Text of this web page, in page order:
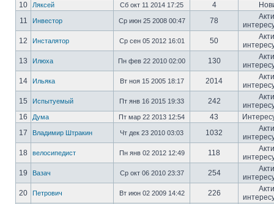
10
Ляксей Сб окт 11 2014 17:25 4
11
Инвестор Ср июн 25 2008 00:47 78
12
Инсталятор Ср сен 05 2012 16:01 50
13
Илюха Пн фев 22 2010 02:00 130
14
Ильяка Вт ноя 15 2005 18:17 2014
15
Испытуемый Пт янв 16 2015 19:33 242
16
Дума Пт мар 22 2013 12:54 43
17
Владимир Штракин Чт дек 23 2010 03:03 1032
18
велосипедист Пн янв 02 2012 12:49 118
19
Вазач Ср окт 06 2010 23:37 254
20
Петрович Вт июн 02 2009 14:42 226